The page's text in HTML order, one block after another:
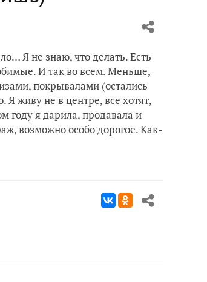
Я не знаю, что делать. Есть
И так во всем. Меньше,
покрывалами (остались
Я живу не в центре, все хотят,
году я дарила, продавала и
возможно особо дорогое. Как-